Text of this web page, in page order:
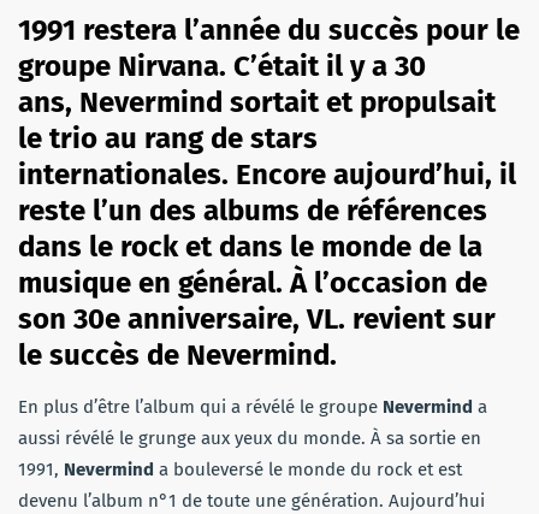
1991 restera l’année du succès pour le
groupe Nirvana. C’était il y a 30
ans, Nevermind sortait et propulsait
le trio au rang de stars
internationales. Encore aujourd’hui, il
reste l’un des albums de références
dans le rock et dans le monde de la
musique en général. À l’occasion de
son 30e anniversaire, VL. revient sur
le succès de Nevermind.
En plus d’être l’album qui a révélé le groupe Nevermind a
aussi révélé le grunge aux yeux du monde. À sa sortie en
1991, Nevermind a bouleversé le monde du rock et est
devenu l’album n°1 de toute une génération. Aujourd’hui